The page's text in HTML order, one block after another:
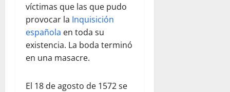
víctimas que las que pudo
provocar la Inquisición
española en toda su
existencia. La boda terminó
en una masacre.
El 18 de agosto de 1572 se